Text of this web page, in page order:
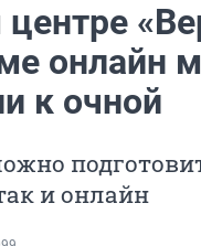
онлайн
к очной
и онлайн